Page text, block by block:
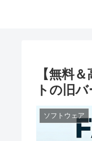
【無料
トの旧
ソフトウェア